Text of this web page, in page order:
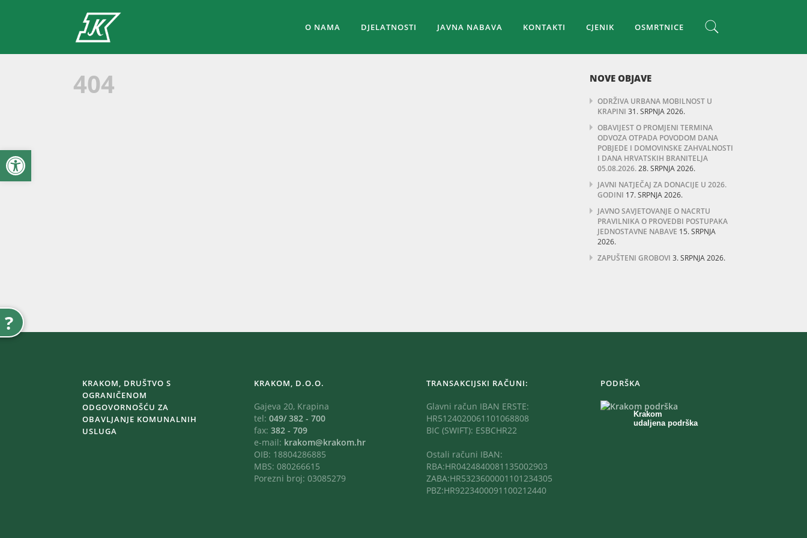
Open toolbar
?
O NAMA DJELATNOSTI JAVNA NABAVA KONTAKTI CJENIK OSMRTNICE
404 NOVE OBJAVE
ODRŽIVA URBANA MOBILNOST U
KRAPINI 31. SRPNJA 2026.
OBAVIJEST O PROMJENI TERMINA
ODVOZA OTPADA POVODOM DANA
POBJEDE I DOMOVINSKE ZAHVALNOSTI
I DANA HRVATSKIH BRANITELJA
05.08.2026.28. SRPNJA 2026.
JAVNI NATJEČAJ ZA DONACIJE U 2026.
GODINI 17. SRPNJA 2026.
JAVNO SAVJETOVANJE O NACRTU
PRAVILNIKA O PROVEDBI POSTUPAKA
JEDNOSTAVNE NABAVE 15. SRPNJA
2026.
ZAPUŠTENI GROBOVI 3. SRPNJA 2026.
KRAKOM, DRUŠTVO S
OGRANIČENOM
ODGOVORNOŠĆU ZA
OBAVLJANJE KOMUNALNIH
USLUGA
KRAKOM, D.O.O.
Gajeva 20, Krapina
tel: 049/ 382 - 700
fax: 382 - 709
e-mail: krakom@krakom.hr
OIB: 18804286885
MBS: 080266615
Porezni broj: 03085279
TRANSAKCIJSKI RAČUNI:
Glavni račun IBAN ERSTE:
HR5124020061101068808
BIC (SWIFT): ESBCHR22
Ostali računi IBAN:
RBA:HR0424840081135002903
ZABA:HR5323600001101234305
PBZ:HR9223400091100212440
PODRŠKA
Krakom
udaljena podrška